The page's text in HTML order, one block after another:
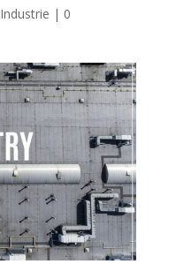
Industrie | 0